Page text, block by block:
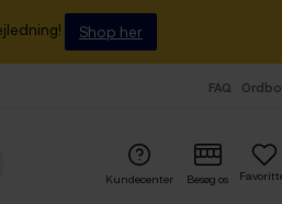
Shop her
FAQ
Kundecenter Besøg os